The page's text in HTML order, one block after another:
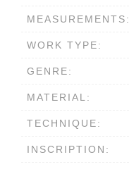
MEASUREMENTS:
WORK TYPE:
GENRE:
MATERIAL:
TECHNIQUE:
INSCRIPTION: